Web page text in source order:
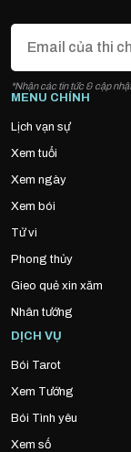
*Nhận các tin tức & cập
MENU CHÍNH
Lịch vạn sự
Xem tuổi
Xem ngày
Xem bói
Tử vi
Phong thủy
Gieo quẻ xin xăm
Nhân tướng
DỊCH VỤ
Bói Tarot
Xem Tướng
Bói Tình yêu
Xem số